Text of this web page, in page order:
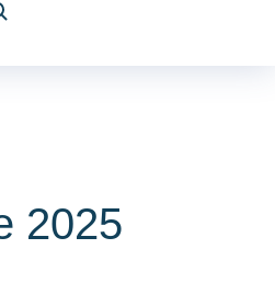
2025